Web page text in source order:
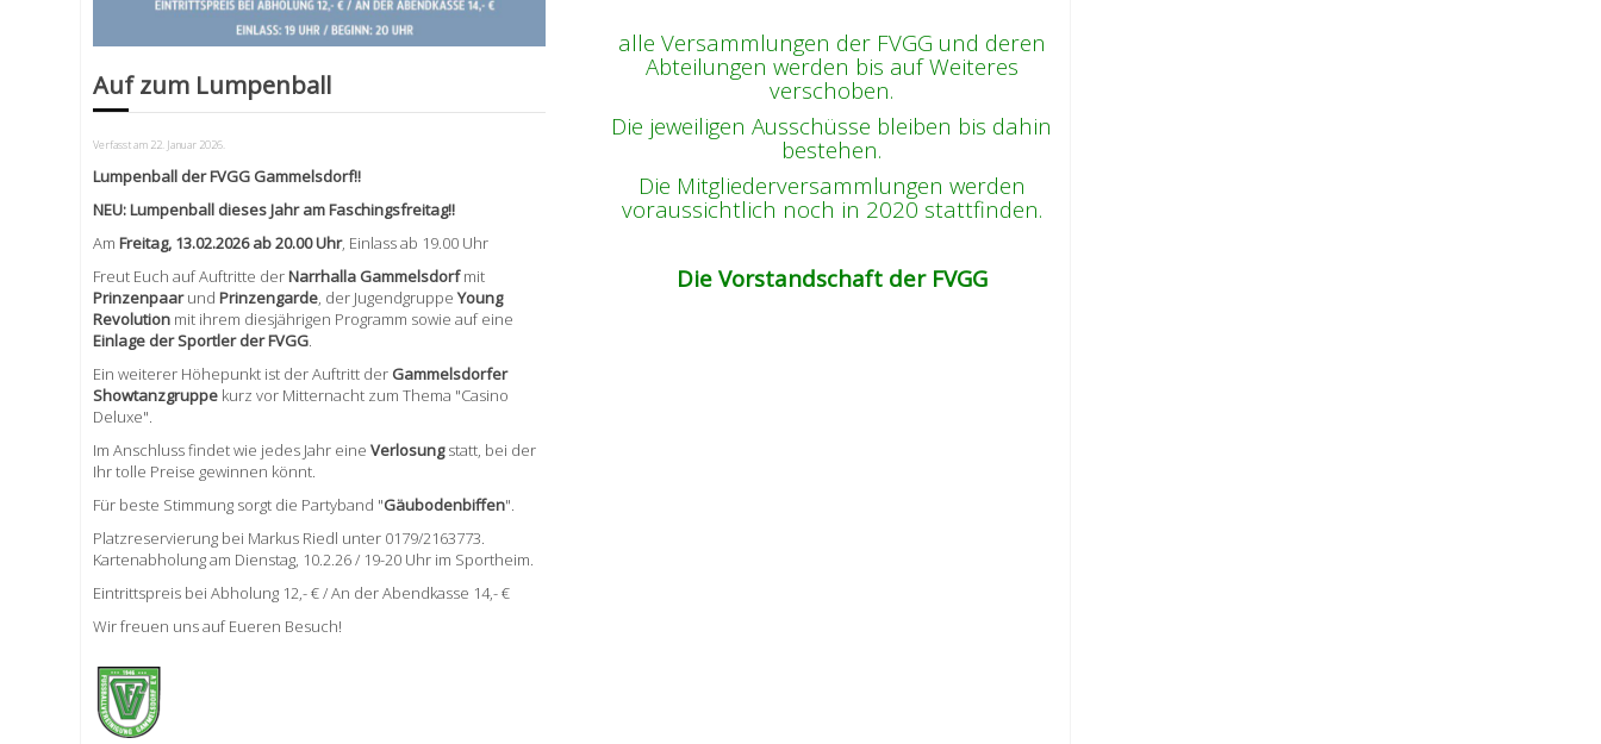
Auf zum Lumpenball
Verfasst am 22. Januar 2026.
Lumpenball der FVGG Gammelsdorf!!
NEU: Lumpenball dieses Jahr am Faschingsfreitag!!
Am Freitag, 13.02.2026 ab 20.00 Uhr, Einlass ab 19.00 Uhr
Freut Euch auf Auftritte derNarrhalla Gammelsdorfmit
Prinzenpaarund Prinzengarde, der JugendgruppeYoung
Revolution mit ihrem diesjährigen Programm sowie auf eine
Einlage der Sportler der FVGG.
Ein weiterer Höhepunkt ist der Auftritt der Gammelsdorfer
Showtanzgruppe kurz vor Mitternacht zum Thema "Casino
Deluxe".
Im Anschluss findet wie jedes Jahr eine Verlosungstatt, bei der
Ihr tolle Preise gewinnen könnt.
Für beste Stimmung sorgt die Partyband "Gäubodenbiffen".
Platzreservierung bei Markus Riedl unter 0179/2163773.
Kartenabholung am Dienstag, 10.2.26 / 19-20 Uhr im Sportheim.
Eintrittspreis bei Abholung 12,- € / An der Abendkasse 14,- €
Wir freuen uns auf Eueren Besuch!
alle Versammlungen der FVGG und deren
Abteilungen werden bis auf Weiteres
verschoben.
Die jeweiligen Ausschüsse bleiben bis dahin
bestehen.
Die Mitgliederversammlungen werden
voraussichtlich noch in 2020 stattfinden.
Die Vorstandschaft der FVGG